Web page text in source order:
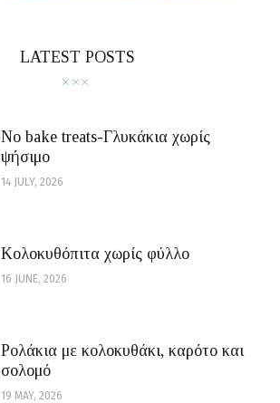
LATEST POSTS
No bake treats-Γλυκάκια χωρίς
ψήσιμο
14 JULY, 2026
Κολοκυθόπιτα χωρίς φύλλο
16 JUNE, 2026
Ρολάκια με κολοκυθάκι, καρότο και
σολομό
19 MAY, 2026